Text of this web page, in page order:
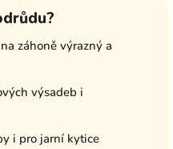
záhoně výrazný a
výsadeb i
i pro jarní kytice